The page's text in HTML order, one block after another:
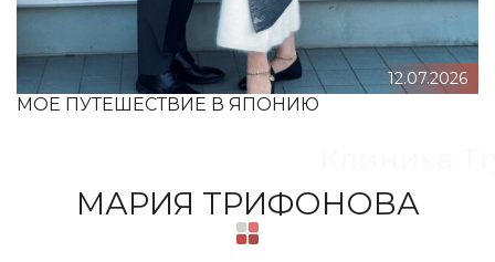
12.07.2026
МОЕ ПУТЕШЕСТВИЕ В ЯПОНИЮ
МАРИЯ ТРИФОНОВА